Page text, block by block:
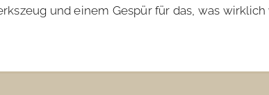
und einem Gespür für das, was wirklich